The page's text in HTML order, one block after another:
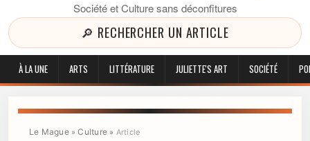
Société et Culture sans déconfitures
🔎 RECHERCHER UN ARTICLE
À LA UNE ARTS LITTÉRATURE JULIETTE'S ART SOCIÉTÉ
Le Mague»Culture» Article